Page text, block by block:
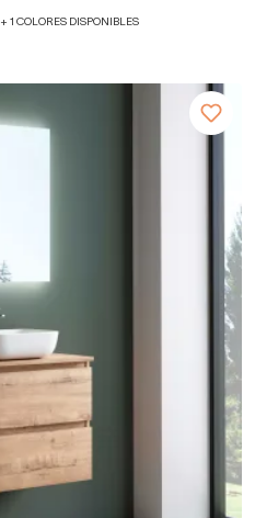
+ 1 COLORES DISPONIBLES